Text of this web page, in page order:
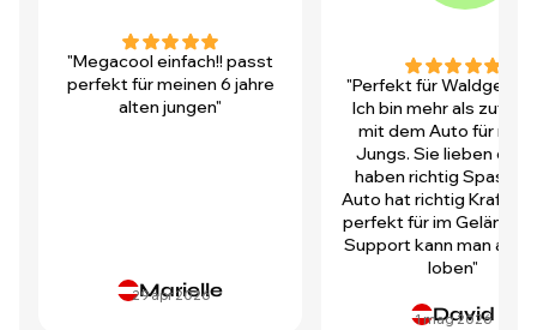
"Megacool einfach!! passt
perfekt für meinen 6 jahre
alten jungen"
Marielle
29 apr 2026
"Perfekt für
Ich bin mehr als
mit dem Auto für
Jungs. Sie lieben es
haben richtig Spass!
Auto hat richtig Kraft
perfekt für im Gelände.
Support kann man auch
loben"
David
1 mag 2026